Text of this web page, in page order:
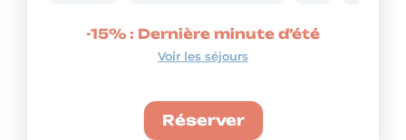
-15% : Dernière minute d’été
Voir les séjours
Réserver